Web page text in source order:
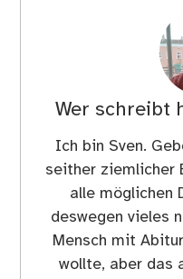
Wer schreibt
Ich bin Sven.
seither ziemlicher
alle möglichen
deswegen vieles
Mensch mit
wollte, aber das